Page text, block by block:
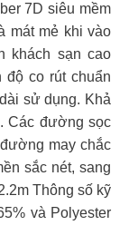
7D siêu mềm
mát mẻ khi vào
khách sạn cao
độ co rút chuẩn
sử dụng. Khả
Các đường sọc
may chắc
sắc nét, sang
Thông số kỹ
và Polyester